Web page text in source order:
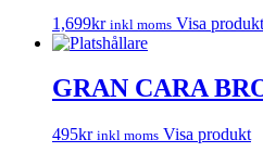
1,699kr inkl moms Visa produkt
GRAN CARA
495kr inkl moms Visa produkt